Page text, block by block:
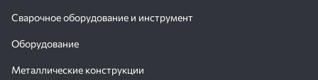
Сварочное оборудование и инструмент
Оборудование
Металлические конструкции